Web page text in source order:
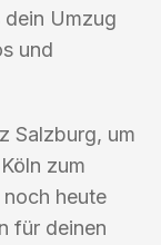
Umzug
und
Salzburg, um
zum
noch heute
für deinen